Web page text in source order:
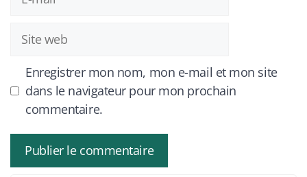
mail
Site
web
Enregistrer mon nom, mon e-mail et mon site
dans le navigateur pour mon prochain
commentaire.